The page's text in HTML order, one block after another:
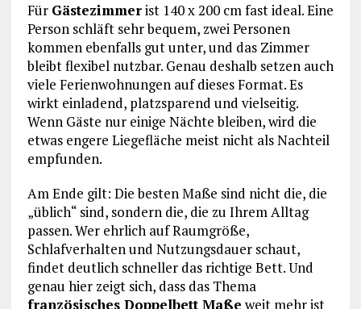
Für Gästezimmerist 140 x 200 cm fast ideal. Eine
Person schläft sehr bequem, zwei Personen
kommen ebenfalls gut unter, und das Zimmer
bleibt flexibel nutzbar. Genau deshalb setzen auch
viele Ferienwohnungen auf dieses Format. Es
wirkt einladend, platzsparend und vielseitig.
Wenn Gäste nur einige Nächte bleiben, wird die
etwas engere Liegefläche meist nicht als Nachteil
empfunden.
Am Ende gilt: Die besten Maße sind nicht die, die
„üblich“ sind, sondern die, die zu Ihrem Alltag
passen. Wer ehrlich auf Raumgröße,
Schlafverhalten und Nutzungsdauer schaut,
findet deutlich schneller das richtige Bett. Und
genau hier zeigt sich, dass das Thema
französisches Doppelbett Maße weit mehr ist